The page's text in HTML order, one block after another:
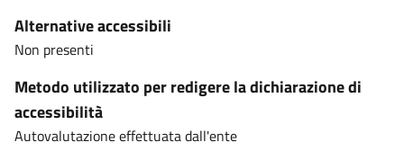
Alternative accessibili
Non presenti
Metodo utilizzato per redigere la dichiarazione di
accessibilità
Autovalutazione effettuata dall'ente